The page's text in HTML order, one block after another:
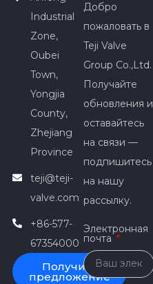
Industrial
Zone,
Oubei
Town,
Yongjia
County,
Zhejiang
Province
teji@teji-
valve.com
+86-577-
67354000
Получить
предложение
Добро
пожаловать в
Teji Valve
Group Co.,Ltd.
Получайте
обновления и
оставайтесь
на связи —
подпишитесь
на нашу
рассылку.
Электронная
почта